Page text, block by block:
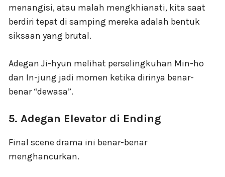
menangisi, atau malah mengkhianati, kita saat
berdiri tepat di samping mereka adalah bentuk
siksaan yang brutal.
Adegan Ji-hyun melihat perselingkuhan Min-ho
dan In-jung jadi momen ketika dirinya benar-
benar “dewasa”.
5. Adegan Elevator di Ending
Final scene drama ini benar-benar
menghancurkan.